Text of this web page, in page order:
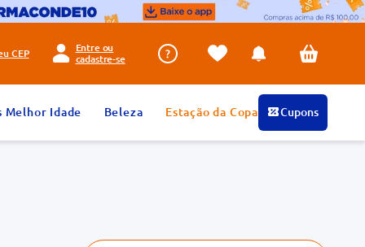
CEP
Entre ou
cadastre-se
Melhor Idade Beleza Estação da Copa Cupons